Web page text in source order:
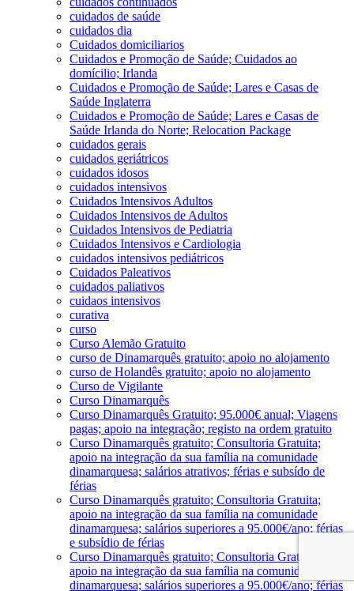
cuidados de saúde
cuidados dia
Cuidados domiciliarios
Cuidados e Promoção de Saúde; Cuidados ao
domícilio; Irlanda
Cuidados e Promoção de Saúde; Lares e Casas de
Saúde Inglaterra
Cuidados e Promoção de Saúde; Lares e Casas de
Saúde Irlanda do Norte; Relocation Package
cuidados gerais
cuidados geriátricos
cuidados idosos
cuidados intensivos
Cuidados Intensivos Adultos
Cuidados Intensivos de Adultos
Cuidados Intensivos de Pediatria
Cuidados Intensivos e Cardiologia
cuidados intensivos pediátricos
Cuidados Paleativos
cuidados paliativos
cuidaos intensivos
curativa
curso
Curso Alemão Gratuito
curso de Dinamarquês gratuito; apoio no alojamento
curso de Holandês gratuito; apoio no alojamento
Curso de Vigilante
Curso Dinamarquês
Curso Dinamarquês Gratuito; 95.000€ anual; Viagens
pagas; apoio na integração; registo na ordem gratuito
Curso Dinamarquês gratuito; Consultoria Gratuita;
apoio na integração da sua família na comunidade
dinamarquesa; salários atrativos; férias e subsído de
férias
Curso Dinamarquês gratuito; Consultoria Gratuita;
apoio na integração da sua família na comunidade
dinamarquesa; salários superiores a 95.000€/ano; férias
e subsídio de férias
Curso Dinamarquês gratuito; Consultoria Gratuita;
apoio na integração da sua família na comunidade
dinamarquesa; salários superiores a 95.000€/ano; férias